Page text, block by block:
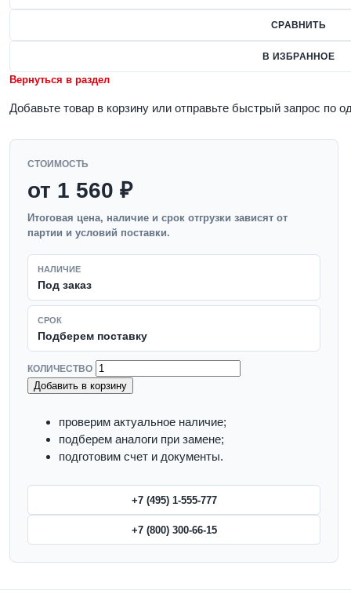
СРАВНИТЬ
В ИЗБРАННОЕ
Вернуться в раздел
Добавьте товар в корзину или отправьте быстрый запрос по
СТОИМОСТЬ
от 1 560 ₽
Итоговая цена, наличие и срок отгрузки зависят от
партии и условий поставки.
НАЛИЧИЕ
Под заказ
СРОК
Подберем поставку
КОЛИЧЕСТВО
Добавить в корзину
проверим актуальное наличие;
подберем аналоги при замене;
подготовим счет и документы.
+7 (495) 1-555-777
+7 (800) 300-66-15